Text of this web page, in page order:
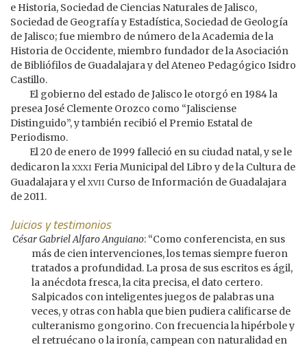
e Historia, Sociedad de Ciencias Naturales de Jalisco,
Sociedad de Geografía y Estadística, Sociedad de Geología
de Jalisco; fue miembro de número de la Academia de la
Historia de Occidente, miembro fundador de la Asociación
de Bibliófilos de Guadalajara y del Ateneo Pedagógico Isidro
Castillo.
El gobierno del estado de Jalisco le otorgó en 1984 la
presea José Clemente Orozco como “Jalisciense
Distinguido”, y también recibió el Premio Estatal de
Periodismo.
El 20 de enero de 1999 falleció en su ciudad natal, y se le
dedicaron laxxxi Feria Municipal del Libro y de la Cultura de
Guadalajara y elxvii Curso de Información de Guadalajara
de 2011.
Juicios y testimonios
César Gabriel Alfaro Anguiano: “Como conferencista, en sus
más de cien intervenciones, los temas siempre fueron
tratados a profundidad. La prosa de sus escritos es ágil,
la anécdota fresca, la cita precisa, el dato certero.
Salpicados con inteligentes juegos de palabras una
veces, y otras con habla que bien pudiera calificarse de
culteranismo gongorino. Con frecuencia la hipérbole y
el retruécano o la ironía, campean con naturalidad en